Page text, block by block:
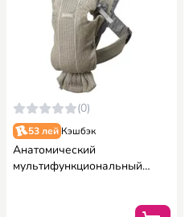
(0)
53 лей Кэшбэк
Анатомический
мультифункциональный